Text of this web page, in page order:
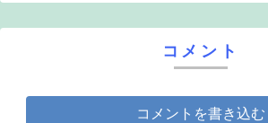
コメント
コメントを書き込む